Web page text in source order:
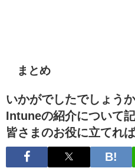
まとめ
いかがでしたでしょう
Intuneの紹介について
皆さまのお役に立てれ